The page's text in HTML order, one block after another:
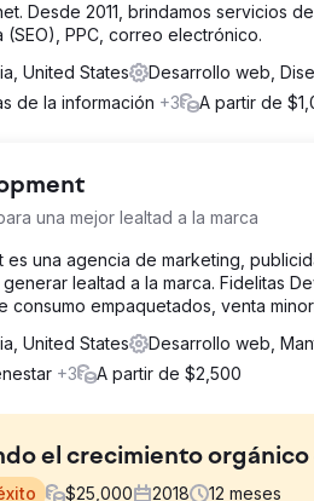
Desde 2011, brindamos servicios
PPC, correo electrónico.
United States
Desarrollo web,
de la información +3 A partir de
una mejor lealtad a la marca
es una agencia de marketing,
lealtad a la marca. Fidelitas
empaquetados, venta
United States
Desarrollo web,
+3 A partir de $2,500
el crecimiento
$25,000 2018 12 meses